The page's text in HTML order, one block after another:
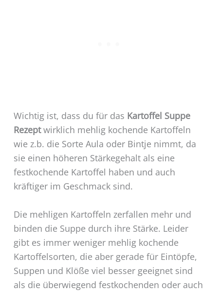
Wichtig ist, dass du für das Kartoffel Suppe
Rezeptwirklich mehlig kochende Kartoffeln
wie z.b. die Sorte Aula oder Bintje nimmt, da
sie einen höheren Stärkegehalt als eine
festkochende Kartoffel haben und auch
kräftiger im Geschmack sind.
Die mehligen Kartoffeln zerfallen mehr und
binden die Suppe durch ihre Stärke. Leider
gibt es immer weniger mehlig kochende
Kartoffelsorten, die aber gerade für Eintöpfe,
Suppen und Klöße viel besser geeignet sind
als die überwiegend festkochenden oder auch